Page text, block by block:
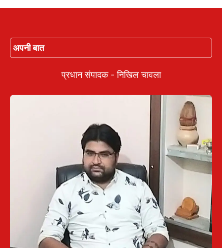
अपनी बात
प्रधान संपादक - निखिल चावला